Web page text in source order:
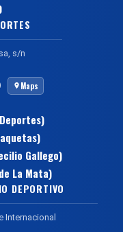
s/n
Maps
Gallego)
La Mata)
DEPORTIVO
Internacional